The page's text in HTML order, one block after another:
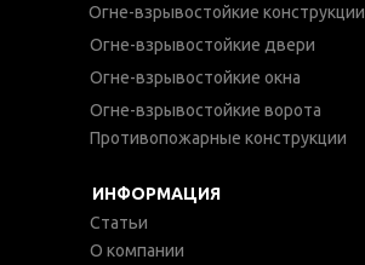
ИНФОРМАЦИЯ
Огне-взрывостойкие двери
Огне-взрывостойкие конструкции
Огне-взрывостойкие окна
Статьи
О компании
Огне-взрывостойкие ворота
Противопожарные конструкции